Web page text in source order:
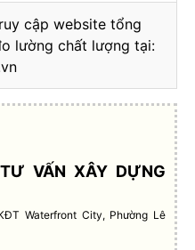
cập website tổng
lường chất lượng tại:
VẤN XÂY DỰNG
Waterfront City, Phường Lê